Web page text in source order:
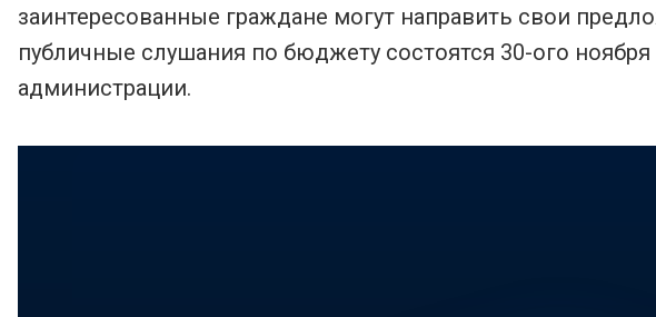
заинтересованные граждане могут направить свои
публичные слушания по бюджету состоятся 30-ого
администрации.